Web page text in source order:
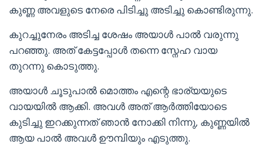
കുണ്ണ അവളുടെ നേരെ പിടിച്ചു അടിച്ചു കൊണ്ടിരുന്നു.
കുറച്ചുനേരം അടിച്ച ശേഷം അയാൾ പാൽ വരുന്നു
പറഞ്ഞു. അത് കേട്ടപ്പോൾ തന്നെ സ്നേഹ വായ
തുറന്നു കൊടുത്തു.
അയാൾ ചൂടുപാൽ മൊത്തം എന്റെ ഭാര്യയുടെ
വായയിൽ ആക്കി. അവൾ അത് ആർത്തിയോടെ
കുടിച്ചു ഇറക്കുന്നത് ഞാൻ നോക്കി നിന്നു, കുണ്ണയിൽ
ആയ പാൽ അവൾ ഊമ്പിയും എടുത്തു.